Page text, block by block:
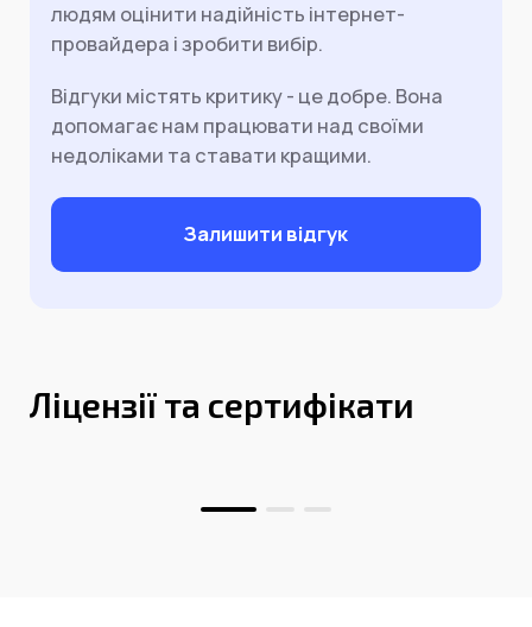
людям оцінити надійність інтернет-
провайдера і зробити вибір.
Відгуки містять критику - це добре. Вона
допомагає нам працювати над своїми
недоліками та ставати кращими.
Залишити відгук
Ліцензії та сертифікати